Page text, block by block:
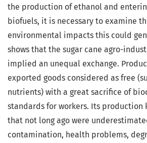
the production of ethanol and
biofuels, it is necessary to examine
environmental impacts this could
shows that the sugar cane agro-
implied an unequal exchange.
exported goods considered as free
nutrients) with a great sacrifice of
standards for workers. Its production
that not long ago were
contamination, health problems,